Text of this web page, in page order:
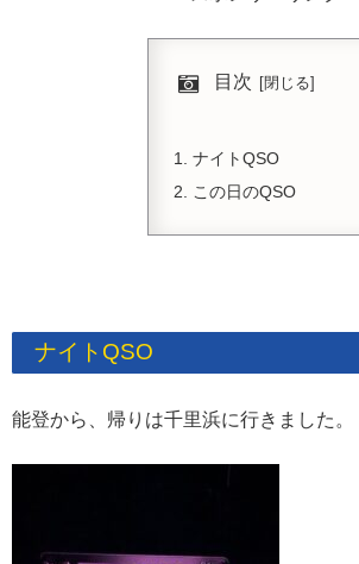
目次
ナイトQSO
この日のQSO
ナイトQSO
能登から、帰りは千里浜に行きました。